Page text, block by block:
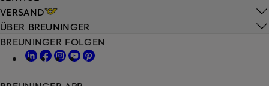
VERSAND
ÜBER BREUNINGER
BREUNINGER FOLGEN